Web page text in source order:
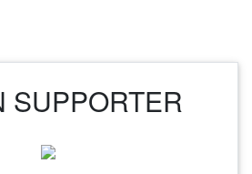
SUPPORTER